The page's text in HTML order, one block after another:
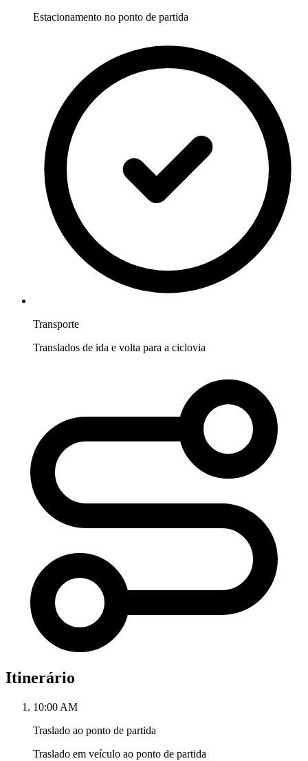
Estacionamento no ponto de partida
Transporte
Translados de ida e volta para a ciclovia
Itinerário
10:00 AM
Traslado ao ponto de partida
Traslado em veículo ao ponto de partida